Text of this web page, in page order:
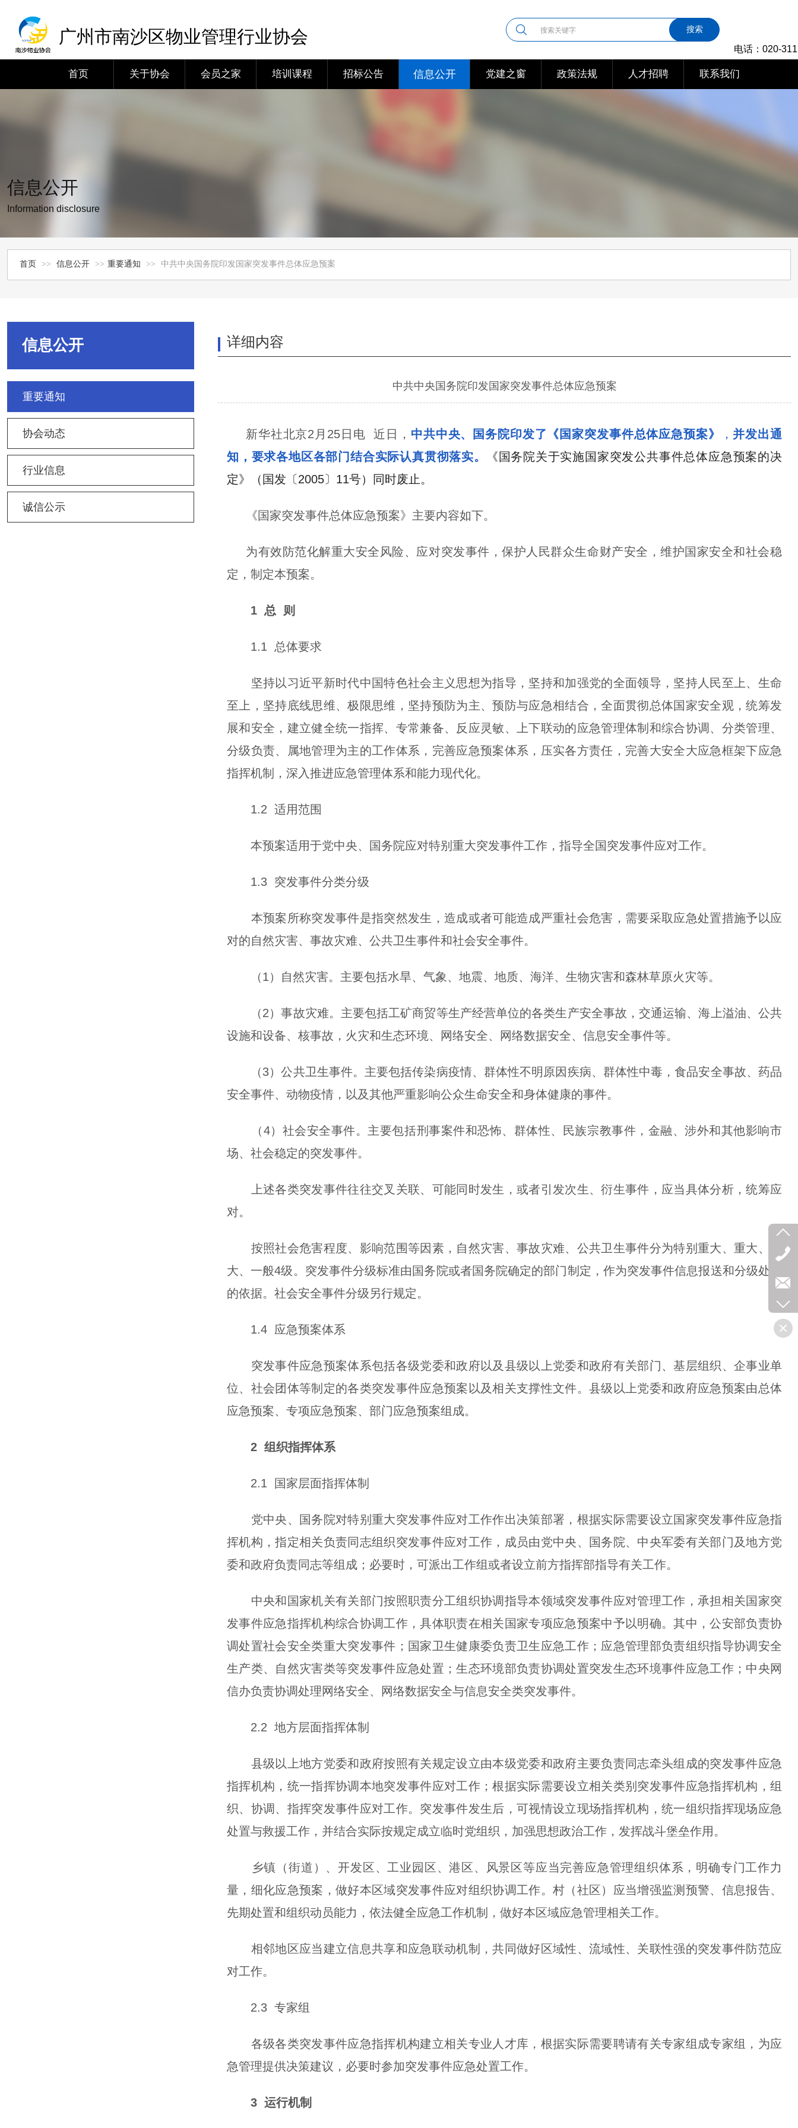
广州市南沙区物业管理行业协会
电话：020-
搜索
首页 关于协会 会员之家 培训课程 招标公告 信息公开 党建之窗 政策法规 人才招聘 联系我们
信息公开
Information disclosure
首页 >> 信息公开 >> 重要通知 >> 中共中央国务院印发国家突发事件总体应急预案
信息公开
重要通知
协会动态
行业信息
诚信公示
详细内容
中共中央国务院印发国家突发事件总体应急预案
新华社北京2月25日电 近日， 中共中央、国务院印发了《国家突发事件总体应急预案》 ， 并发出通
知，要求各地区各部门结合实际认真贯彻落实。
《国务院关于实施国家突发公共事件总体应急预案的决
定》（国发〔2005〕11号）同时废止。
《国家突发事件总体应急预案》主要内容如下。
为有效防范化解重大安全风险、应对突发事件，保护人民群众生命财产安全，维护国家安全和社会稳
定，制定本预案。
1 总 则
1.1 总体要求
坚持以习近平新时代中国特色社会主义思想为指导，坚持和加强党的全面领导，坚持人民至上、生命
至上，坚持底线思维、极限思维，坚持预防为主、预防与应急相结合，全面贯彻总体国家安全观，统筹发
展和安全，建立健全统一指挥、专常兼备、反应灵敏、上下联动的应急管理体制和综合协调、分类管理、
分级负责、属地管理为主的工作体系，完善应急预案体系，压实各方责任，完善大安全大应急框架下应急
指挥机制，深入推进应急管理体系和能力现代化。
1.2 适用范围
本预案适用于党中央、国务院应对特别重大突发事件工作，指导全国突发事件应对工作。
1.3 突发事件分类分级
本预案所称突发事件是指突然发生，造成或者可能造成严重社会危害，需要采取应急处置措施予以应
对的自然灾害、事故灾难、公共卫生事件和社会安全事件。
（1）自然灾害。主要包括水旱、气象、地震、地质、海洋、生物灾害和森林草原火灾等。
（2）事故灾难。主要包括工矿商贸等生产经营单位的各类生产安全事故，交通运输、海上溢油、公共
设施和设备、核事故，火灾和生态环境、网络安全、网络数据安全、信息安全事件等。
（3）公共卫生事件。主要包括传染病疫情、群体性不明原因疾病、群体性中毒，食品安全事故、药品
安全事件、动物疫情，以及其他严重影响公众生命安全和身体健康的事件。
（4）社会安全事件。主要包括刑事案件和恐怖、群体性、民族宗教事件，金融、涉外和其他影响市
场、社会稳定的突发事件。
上述各类突发事件往往交叉关联、可能同时发生，或者引发次生、衍生事件，应当具体分析，统筹应
对。
按照社会危害程度、影响范围等因素，自然灾害、事故灾难、公共卫生事件分为特别重大、重大、较
大、一般4级。突发事件分级标准由国务院或者国务院确定的部门制定，作为突发事件信息报送和分级处置
的依据。社会安全事件分级另行规定。
1.4 应急预案体系
突发事件应急预案体系包括各级党委和政府以及县级以上党委和政府有关部门、基层组织、企事业单
位、社会团体等制定的各类突发事件应急预案以及相关支撑性文件。县级以上党委和政府应急预案由总体
应急预案、专项应急预案、部门应急预案组成。
2 组织指挥体系
2.1 国家层面指挥体制
党中央、国务院对特别重大突发事件应对工作作出决策部署，根据实际需要设立国家突发事件应急指
挥机构，指定相关负责同志组织突发事件应对工作，成员由党中央、国务院、中央军委有关部门及地方党
委和政府负责同志等组成；必要时，可派出工作组或者设立前方指挥部指导有关工作。
中央和国家机关有关部门按照职责分工组织协调指导本领域突发事件应对管理工作，承担相关国家突
发事件应急指挥机构综合协调工作，具体职责在相关国家专项应急预案中予以明确。其中，公安部负责协
调处置社会安全类重大突发事件；国家卫生健康委负责卫生应急工作；应急管理部负责组织指导协调安全
生产类、自然灾害类等突发事件应急处置；生态环境部负责协调处置突发生态环境事件应急工作；中央网
信办负责协调处理网络安全、网络数据安全与信息安全类突发事件。
2.2 地方层面指挥体制
县级以上地方党委和政府按照有关规定设立由本级党委和政府主要负责同志牵头组成的突发事件应急
指挥机构，统一指挥协调本地突发事件应对工作；根据实际需要设立相关类别突发事件应急指挥机构，组
织、协调、指挥突发事件应对工作。突发事件发生后，可视情设立现场指挥机构，统一组织指挥现场应急
处置与救援工作，并结合实际按规定成立临时党组织，加强思想政治工作，发挥战斗堡垒作用。
乡镇（街道）、开发区、工业园区、港区、风景区等应当完善应急管理组织体系，明确专门工作力
量，细化应急预案，做好本区域突发事件应对组织协调工作。村（社区）应当增强监测预警、信息报告、
先期处置和组织动员能力，依法健全应急工作机制，做好本区域应急管理相关工作。
相邻地区应当建立信息共享和应急联动机制，共同做好区域性、流域性、关联性强的突发事件防范应
对工作。
2.3 专家组
各级各类突发事件应急指挥机构建立相关专业人才库，根据实际需要聘请有关专家组成专家组，为应
急管理提供决策建议，必要时参加突发事件应急处置工作。
3 运行机制